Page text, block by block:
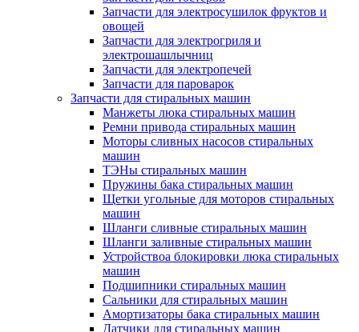
Запчасти для электросушилок фруктов и
овощей
Запчасти для электрогриля и
электрошашлычниц
Запчасти для электропечей
Запчасти для пароварок
Запчасти для стиральных машин
Манжеты люка стиральных машин
Ремни привода стиральных машин
Моторы сливных насосов стиральных
машин
ТЭНы стиральных машин
Пружины бака стиральных машин
Щетки угольные для моторов стиральных
машин
Шланги сливные стиральных машин
Шланги заливные стиральных машин
Устройствоа блокировки люка стиральных
машин
Подшипники стиральных машин
Сальники для стиральных машин
Амортизаторы бака стиральных машин
Датчики для стиральных машин